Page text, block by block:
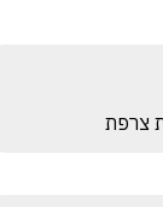
צרפת